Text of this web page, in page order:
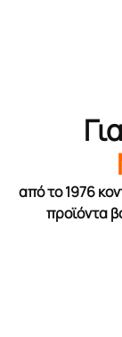
από το 1976
προϊόντα